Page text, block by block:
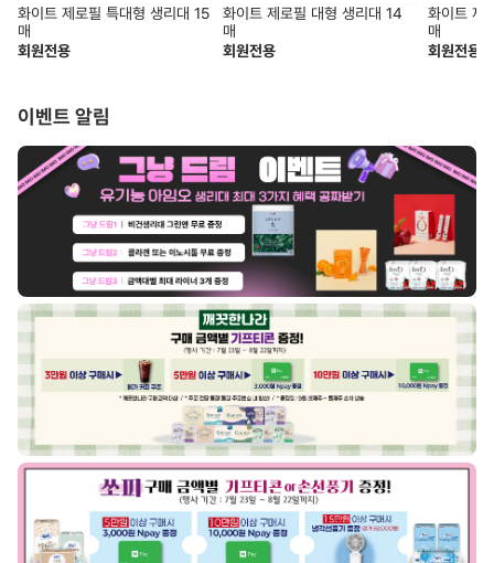
화이트 제로필 특대형 생리대 15
매
회원전용
화이트 제로필 대형 생리대 14
매
회원전용
화이트 제
매
회원전용
이벤트 알림